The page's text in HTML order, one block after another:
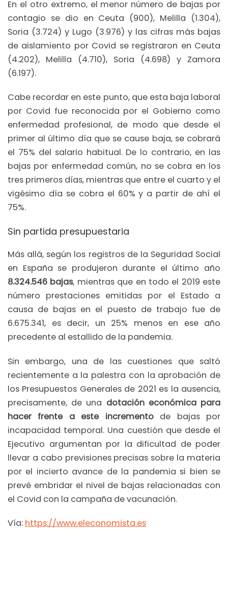
En el otro extremo, el menor número de bajas por
contagio se dio en Ceuta (900), Melilla (1.304),
Soria (3.724) y Lugo (3.976) y las cifras más bajas
de aislamiento por Covid se registraron en Ceuta
(4.202), Melilla (4.710), Soria (4.698) y Zamora
(6.197).
Cabe recordar en este punto, que esta baja laboral
por Covid fue reconocida por el Gobierno como
enfermedad profesional, de modo que desde el
primer al último día que se cause baja, se cobrará
el 75% del salario habitual. De lo contrario, en las
bajas por enfermedad común, no se cobra en los
tres primeros días, mientras que entre el cuarto y el
vigésimo día se cobra el 60% y a partir de ahí el
75%.
Sin partida presupuestaria
Más allá, según los registros de la Seguridad Social
en España se produjeron durante el último año
8.324.546 bajas, mientras que en todo el 2019 este
número prestaciones emitidas por el Estado a
causa de bajas en el puesto de trabajo fue de
6.675.341, es decir, un 25% menos en ese año
precedente al estallido de la pandemia.
Sin embargo, una de las cuestiones que saltó
recientemente a la palestra con la aprobación de
los Presupuestos Generales de 2021 es la ausencia,
precisamente, de una dotación económica para
hacer frente a este incrementode bajas por
incapacidad temporal. Una cuestión que desde el
Ejecutivo argumentan por la dificultad de poder
llevar a cabo previsiones precisas sobre la materia
por el incierto avance de la pandemia si bien se
prevé embridar el nivel de bajas relacionadas con
el Covid con la campaña de vacunación.
Vía: https://www.eleconomista.es